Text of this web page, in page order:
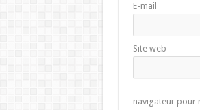
E-mail
Site web
navigateur pour